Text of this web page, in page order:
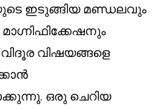
ഇടുങ്ങിയ മണ്ഡലവും
മാഗ്നിഫിക്കേഷനും
വിഷയങ്ങളെ
ഒരു ചെറിയ